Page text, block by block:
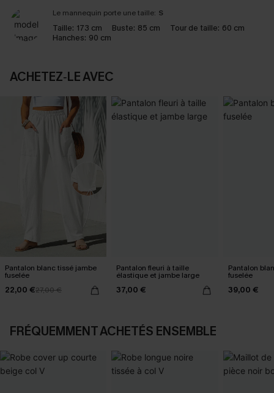
Le mannequin porte une taille: S
Taille: 173 cm Buste: 85 cm Tour de taille: 60 cm
Hanches: 90 cm
ACHETEZ‑LE AVEC
Pantalon blanc tissé jambe
fuselée
22,00 €27,00 €
Pantalon fleuri à taille
élastique et jambe large
37,00 €
Pantalon
fuselée
39,00 €
FRÉQUEMMENT ACHETÉS ENSEMBLE